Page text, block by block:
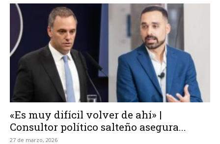
«Es muy difícil volver de ahí» |
Consultor político salteño asegura...
27 de marzo, 2026